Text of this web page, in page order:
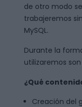
de otro modo
trabajeremos
MySQL.
Durante la
utilizaremos son
¿Qué
Creación del